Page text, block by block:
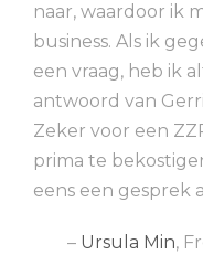
naar, waardoor ik
business. Als ik
een vraag, heb ik
antwoord van
Zeker voor een
prima te
eens een gesprek
Ursula Min